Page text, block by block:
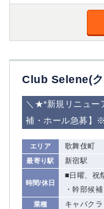
Club Selene(
＼★*新規リニュー
補・ホール急募】
エリア 歌舞伎町
最寄り駅 新宿駅
時間/休日
■日曜、祝
・幹部候
業種 キャバクラ
川崎
本厚木
武蔵小杉
小田原
関内・馬車道・日
元住吉
戸塚
大船
厚木